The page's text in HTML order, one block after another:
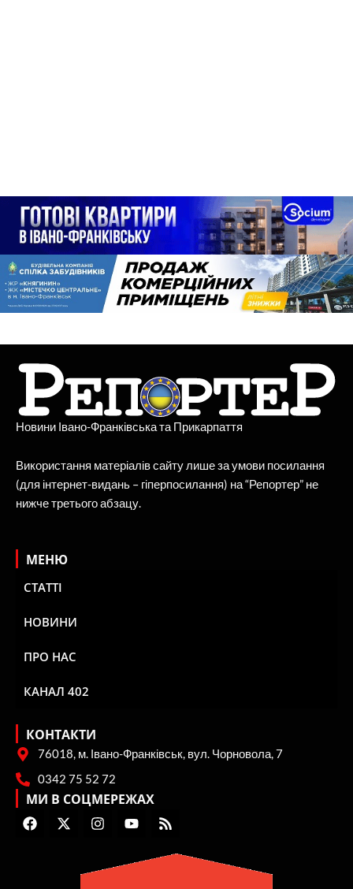
Новини Івано-Франківська та Прикарпаття
Використання матеріалів сайту лише за умови посилання
(для інтернет-видань – гіперпосилання) на “Репортер” не
нижче третього абзацу.
МЕНЮ
СТАТТІ
НОВИНИ
ПРО НАС
КАНАЛ 402
КОНТАКТИ
76018, м. Івано-Франківськ, вул. Чорновола, 7
0342 75 52 72
МИ В СОЦМЕРЕЖАХ
F
a
X
-
I
n
a
Y
o
t
R
s